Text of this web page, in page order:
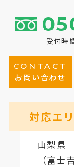
受付時
CONTACT
お問い合わせ
対応エ
山梨県
（富士